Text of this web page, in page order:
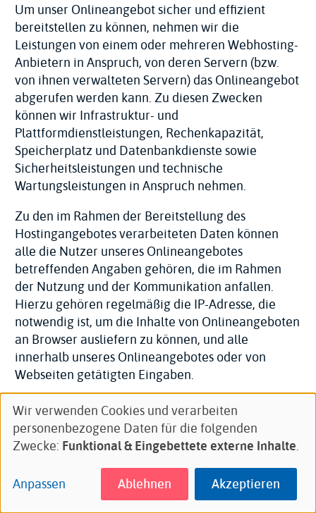
Um unser Onlineangebot sicher und effizient
bereitstellen zu können, nehmen wir die
Leistungen von einem oder mehreren Webhosting-
Anbietern in Anspruch, von deren Servern (bzw.
von ihnen verwalteten Servern) das Onlineangebot
abgerufen werden kann. Zu diesen Zwecken
können wir Infrastruktur- und
Plattformdienstleistungen, Rechenkapazität,
Speicherplatz und Datenbankdienste sowie
Sicherheitsleistungen und technische
Wartungsleistungen in Anspruch nehmen.
Zu den im Rahmen der Bereitstellung des
Hostingangebotes verarbeiteten Daten können
alle die Nutzer unseres Onlineangebotes
betreffenden Angaben gehören, die im Rahmen
der Nutzung und der Kommunikation anfallen.
Hierzu gehören regelmäßig die IP-Adresse, die
notwendig ist, um die Inhalte von Onlineangeboten
an Browser ausliefern zu können, und alle
innerhalb unseres Onlineangebotes oder von
Webseiten getätigten Eingaben.
Erhebung von Zugriffsdaten und Logfiles
(bzw. unser Webhostinganbieter) erheben Daten
zu jedem Zugriff auf den Server (sogenannte
Serverlogfiles). Zu den Serverlogfiles können die
Adresse und Name der abgerufenen Webseiten
und Dateien, Datum und Uhrzeit des Abrufs,
Verwendung
von
personenbezogenen
und
Cookies
Wir verwenden Cookies und verarbeiten
personenbezogene Daten für die folgenden
Zwecke: Funktional & Eingebettete externe Inhalte.
Anpassen Ablehnen Akzeptieren